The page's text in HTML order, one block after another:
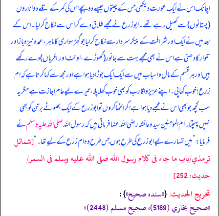
اچانک اس نے ایک عورت دیکھی جس کے چیتوں جیسے دو بچے اس کی کمر کے تلے دو اناروں
(پستانوں) سے کھیل رہے تھے۔ ابوزرع نے مجھے طلاق دے کر اس سے نکاح کر لیا۔ اس کے
بعد میں نے ایک اور شرافت کے پیکر سردار سے نکاح کر لیا جو گھڑ سواری کا ماہر، عمدہ نیزہ باز اور
تلوار کا دھنی ہے اس نے بھی مجھے بہت سے جانور (گھوڑے، اونٹ اور بکریاں) دے رکھے
ہیں اور ہر قسم کے مال و اسباب میں سے ایک ایک جوڑا دیا ہوا ہے اور مجھ سے کہا کرتا ہے کہ ام
زرع! خوب کھا پی۔ اپنے عزیز و اقارب کو بھی خوب کھلا پلا، تیرے لیے عام اجازت ہے مگر یہ
سب کچھ جو بھی اس نے مجھے دیا ہوا ہے اگر اکٹھا کروں تو ابوزرع کے ایک جھوٹے برتن کو بھی
نہیں پہنچتا۔ ام المؤمنین سیدہ عائشہ رضی اللہ عنہا فرماتی ہیں کہ رسول اللہصلی اللہ علیہ وسلمنے
فرمایا:”میں تمہارے لیے ابوزرع کی طرح ہوں جس طرح وہ ام زرع کے لیے تھا۔“[شمائل
ترمذي/باب ما جاء فى كلام رسول الله صلى الله عليه وسلم فى السمر/
حدیث: 252]
تخریج الحدیث:{«‏‏‏‏سنده صحيح»‏‏‏‏ }:
«صحيح بخاري (5189)، صحيح مسلم (2448)»